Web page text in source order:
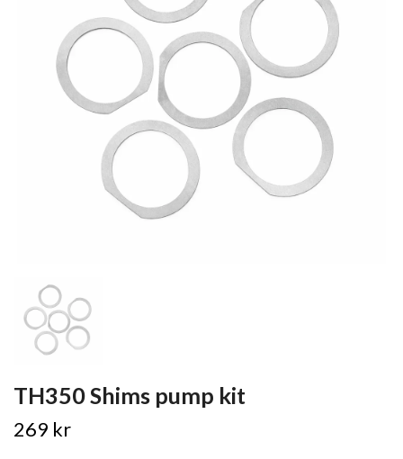
TH350 Shims pump kit
269 kr